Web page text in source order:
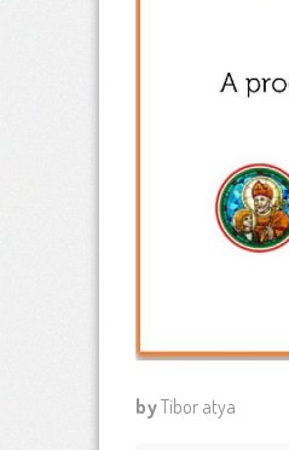
byTibor atya